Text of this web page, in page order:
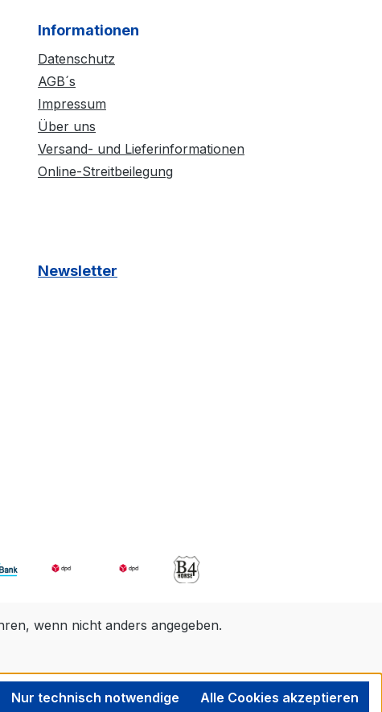
Informationen
Datenschutz
AGB´s
Impressum
Über uns
Versand- und Lieferinformationen
Online-Streitbeilegung
Newsletter
wenn nicht anders angegeben.
Nur technisch notwendige Alle Cookies akzeptieren